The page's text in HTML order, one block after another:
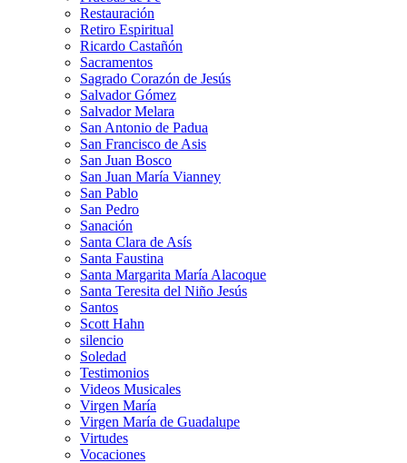
Restauración
Retiro Espiritual
Ricardo Castañón
Sacramentos
Sagrado Corazón de Jesús
Salvador Gómez
Salvador Melara
San Antonio de Padua
San Francisco de Asis
San Juan Bosco
San Juan María Vianney
San Pablo
San Pedro
Sanación
Santa Clara de Asís
Santa Faustina
Santa Margarita María Alacoque
Santa Teresita del Niño Jesús
Santos
Scott Hahn
silencio
Soledad
Testimonios
Videos Musicales
Virgen María
Virgen María de Guadalupe
Virtudes
Vocaciones